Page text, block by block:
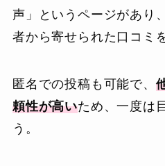
声」というページがあり
者から寄せられた口コミ
匿名での投稿も可能で、
頼性が高いため、一度は
う。